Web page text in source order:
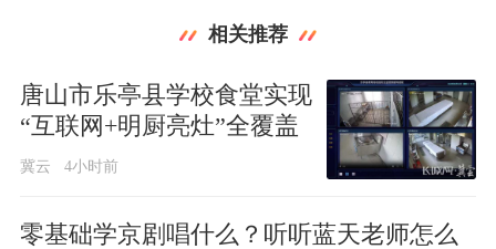
相关推荐
唐山市乐亭县学校食堂实现
“互联网+明厨亮灶”全覆盖
冀云 4小时前
零基础学京剧唱什么？听听蓝天老师怎么